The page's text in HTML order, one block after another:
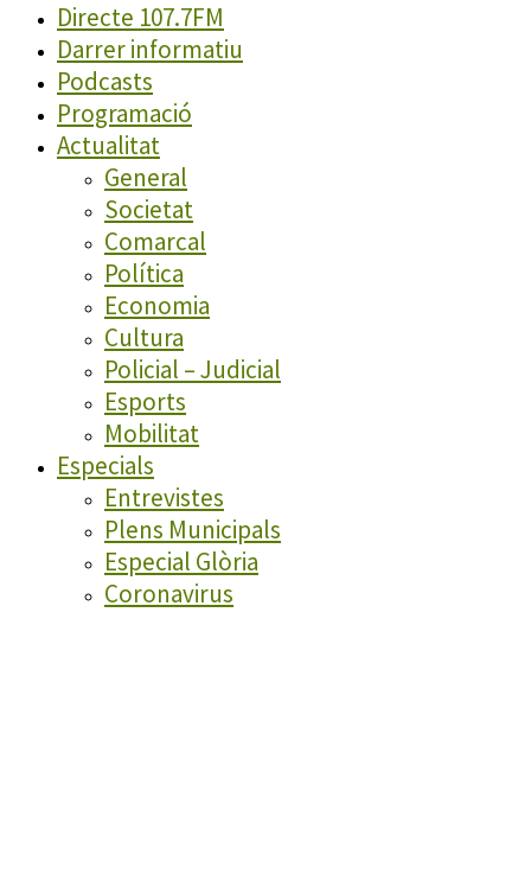
Directe 107.7FM
Darrer informatiu
Podcasts
Programació
Actualitat
General
Societat
Comarcal
Política
Economia
Cultura
Policial – Judicial
Esports
Mobilitat
Especials
Entrevistes
Plens Municipals
Especial Glòria
Coronavirus